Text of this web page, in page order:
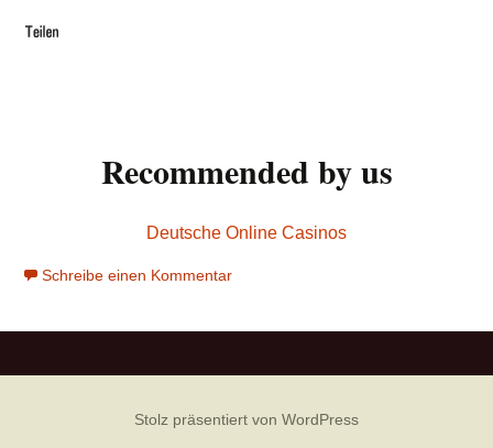
Recommended by us
Deutsche Online Casinos
Schreibe einen Kommentar
Stolz präsentiert von WordPress